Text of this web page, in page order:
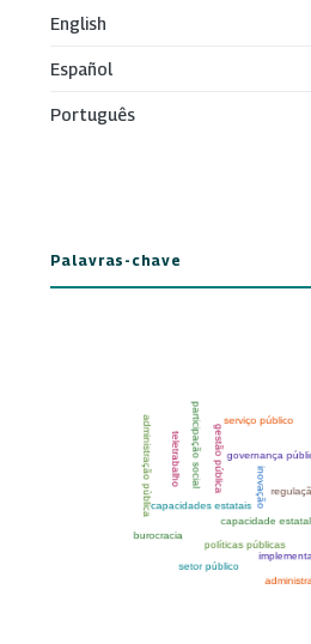
English
Español
Português
Palavras-chave